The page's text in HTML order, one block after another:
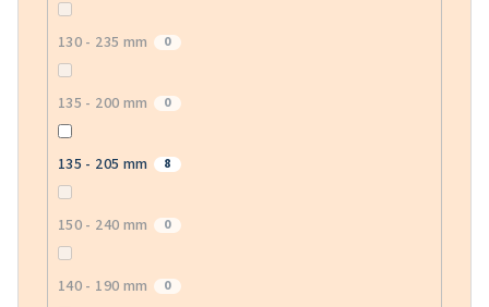
130 - 235 mm 0
135 - 200 mm 0
135 - 205 mm 8
150 - 240 mm 0
140 - 190 mm 0